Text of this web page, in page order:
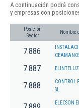
A continuación podrá
y empresas con
Posición
Sector
Nombre
7.886
CEAMANOS
7.887 ELINTELUZ
7.888
CONTROL
SL.
ELECSON